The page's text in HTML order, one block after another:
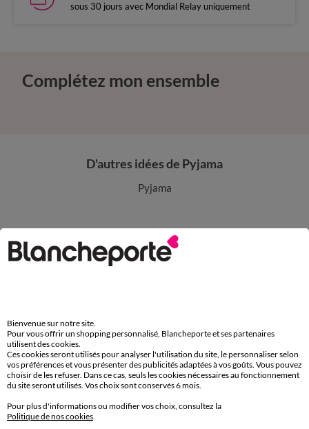
sous 30 jours avec Mondial Relay uniquement
Complétez mon ensemble
D'autres idées de Pyjama
Pyjama
Paiement 100% sécurisé
Payez plus tard ou en plusieurs fois
Retours gratuits
sous 30 jours avec Mondial Relay uniquement
par chat et par téléphone
de 8h00 à 20h00 du lundi au samedi
Bienvenue sur notre site.
Pour vous offrir un shopping personnalisé, Blancheporte et ses partenaires
utilisent des cookies.
Ces cookies seront utilisés pour analyser l'utilisation du site, le personnaliser selon
vos préférences et vous présenter des publicités adaptées à vos goûts. Vous pouvez
choisir de les refuser. Dans ce cas, seuls les cookies nécessaires au fonctionnement
du site seront utilisés. Vos choix sont conservés 6 mois.
Pour plus d'informations ou modifier vos choix, consultez la
Politique de nos cookies.